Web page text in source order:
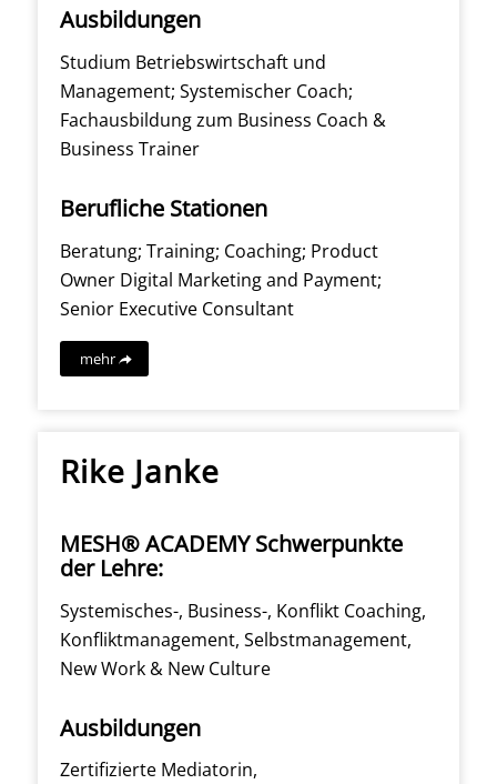
Ausbildungen
Studium Betriebswirtschaft und
Management; Systemischer Coach;
Fachausbildung zum Business Coach &
Business Trainer
Berufliche Stationen
Beratung; Training; Coaching; Product
Owner Digital Marketing and Payment;
Senior Executive Consultant
mehr
Rike Janke
MESH® ACADEMY Schwerpunkte
der Lehre:
Systemisches-, Business-, Konflikt Coaching,
Konfliktmanagement, Selbstmanagement,
New Work & New Culture
Ausbildungen
Zertifizierte Mediatorin,